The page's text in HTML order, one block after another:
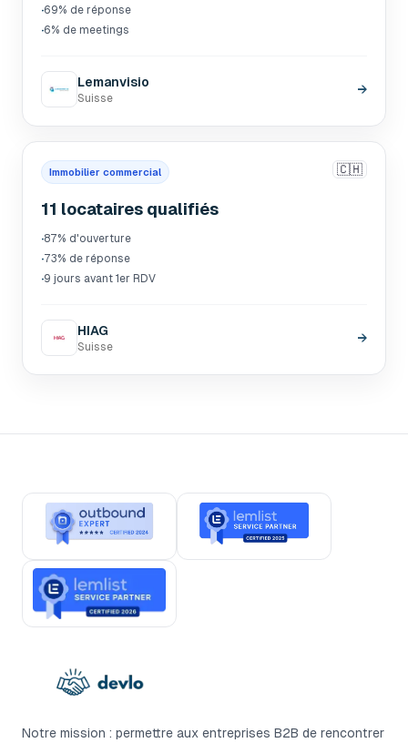
·69% de réponse
·6% de meetings
Lemanvisio
Suisse
→
Immobilier commercial 🇨🇭
11 locataires qualifiés
·87% d'ouverture
·73% de réponse
·9 jours avant 1er RDV
HIAG
Suisse
→
Notre mission : permettre aux entreprises B2B de rencontrer